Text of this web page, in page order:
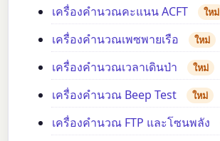
เครื่องคำนวณคะแนน ACFT ใหม่
เครื่องคำนวณเพซพายเรือ ใหม่
เครื่องคำนวณเวลาเดินป่า ใหม่
เครื่องคำนวณ Beep Test ใหม่
เครื่องคำนวณ FTP และโซนพลัง